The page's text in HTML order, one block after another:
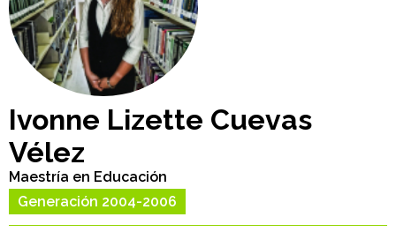
Ivonne Lizette Cuevas
Vélez
Maestría en Educación
Generación 2004-2006